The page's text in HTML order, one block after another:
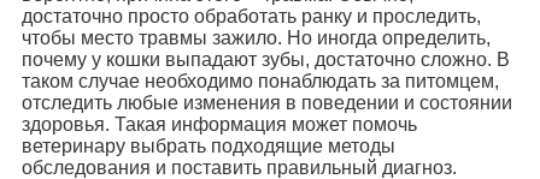
достаточно просто обработать ранку и проследить,
чтобы место травмы зажило. Но иногда определить,
почему у кошки выпадают зубы, достаточно сложно. В
таком случае необходимо понаблюдать за питомцем,
отследить любые изменения в поведении и состоянии
здоровья. Такая информация может помочь
ветеринару выбрать подходящие методы
обследования и поставить правильный диагноз.